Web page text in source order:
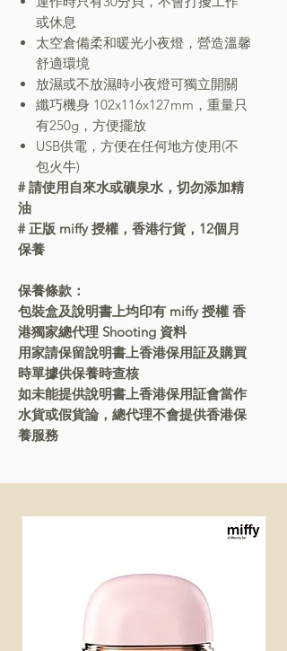
或休息
太空倉備柔和暖光小夜燈，營造溫馨
舒適環境
放濕或不放濕時小夜燈可獨立開關
纖巧機身 102x116x127mm，重量只
有250g，方便擺放
USB供電，方便在任何地方使用(不
包火牛)
# 請使用自來水或礦泉水，切勿添加精
油
#正版 miffy 授權，香港行貨，12個月
保養
保養條款：
包裝盒及說明書上均印有 miffy 授權 香
港獨家總代理 Shooting 資料
用家請保留說明書上香港保用証及購買
時單據供保養時查核
如未能提供說明書上香港保用証會當作
水貨或假貨論，總代理不會提供香港保
養服務